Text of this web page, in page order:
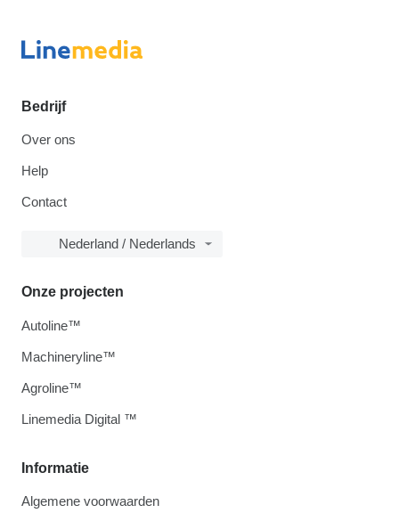
Bedrijf
Over ons
Help
Contact
Nederland / Nederlands
Informatie
Algemene voorwaarden
Onze projecten
Autoline™
Machineryline™
Agroline™
Linemedia Digital ™